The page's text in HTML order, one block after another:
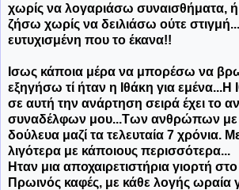
χωρίς να λογαριάσω συναισθήματα,
ζήσω χωρίς να δειλιάσω ούτε
ευτυχισμένη που το έκανα!!
Ισως κάποια μέρα να μπορέσω να βρω
εξηγήσω τί ήταν η Ιθάκη για
σε αυτή την ανάρτηση σειρά έχει το
συναδέλφων μου...Των ανθρώπων με
δούλευα μαζί τα τελευταία 7 χρόνια.
λιγότερα με κάποιους περισσότερα...
Ηταν μια αποχαιρετιστήρια γιορτή
Πρωινός καφές, με κάθε λογής ωραία